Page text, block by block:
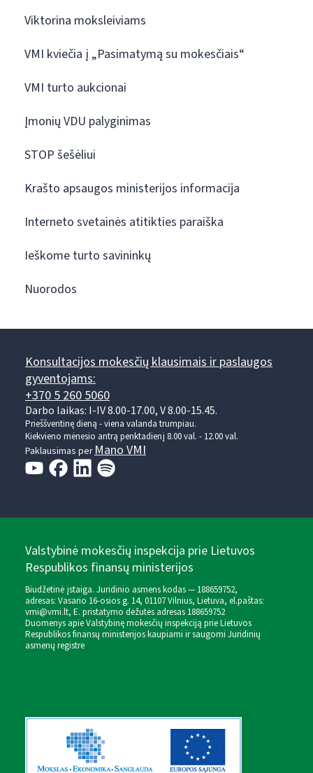
Viktorina moksleiviams
VMI kviečia į „Pasimatymą su mokesčiais“
VMI turto aukcionai
Įmonių VDU palyginimas
STOP šešėliui
Krašto apsaugos ministerijos informacija
Interneto svetainės atitikties paraiška
Ieškome turto savininkų
Nuorodos
Konsultacijos mokesčių klausimais ir paslaugos
gyventojams:
+370 5 260 5060
Darbo laikas: I-IV 8.00-17.00, V 8.00-15.45.
Prieššventinę dieną - viena valanda trumpiau.
Kiekvieno mėnesio antrą penktadienį 8.00 val. - 12.00 val.
Paklausimas perMano VMI
Valstybinė mokesčių inspekcija prie Lietuvos
Respublikos finansų ministerijos
Biudžetinė įstaiga. Juridinio asmens kodas — 188659752,
adresas: Vasario 16-osios g. 14, 01107 Vilnius, Lietuva, el.paštas:
vmi@vmi.lt, E. pristatymo dėžutės adresas 188659752
Duomenys apie Valstybinę mokesčių inspekciją prie Lietuvos
Respublikos finansų ministerijos kaupiami ir saugomi Juridinių
asmenų registre